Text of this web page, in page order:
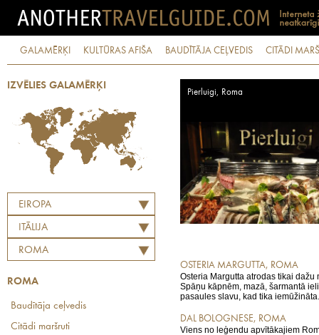
GALAMĒRĶI KULTŪRAS AFIŠA BAUDĪTĀJA CEĻVEDIS CITĀDI
IZVĒLIES GALAMĒRĶI
EIROPA
ITĀLIJA
ROMA
ROMA
Baudītāja ceļvedis
Citādi maršruti
Pierluigi, Roma
OSTERIA MARGUTTA, ROMA
Osteria Margutta atrodas tikai dažu
Spāņu kāpnēm, mazā, šarmantā
pasaules slavu, kad tika
DAL BOLOGNESE, ROMA
Viens no leģendu apvītākajiem